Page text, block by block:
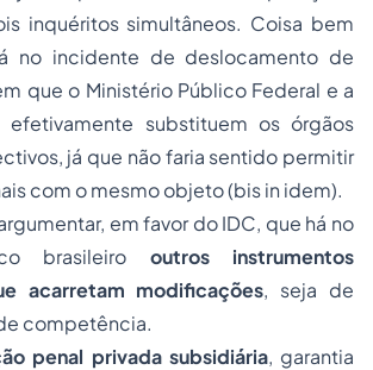
inquéritos simultâneos. Coisa bem
no incidente de deslocamento de
que o Ministério Público Federal e a
efetivamente substituem os órgãos
já que não faria sentido permitir
com o mesmo objeto (bis in idem).
em favor do IDC, que há no
brasileiro outros instrumentos
acarretam modificações, seja de
competência.
penal privada subsidiária, garantia